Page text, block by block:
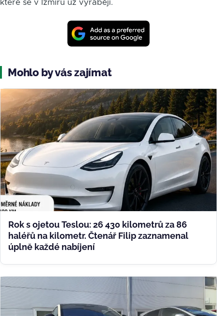
které se v İzmiru už vyrábějí.
Mohlo by vás zajímat
Rok s ojetou Teslou: 26 430 kilometrů za 86
haléřů na kilometr. Čtenář Filip zaznamenal
úplně každé nabíjení